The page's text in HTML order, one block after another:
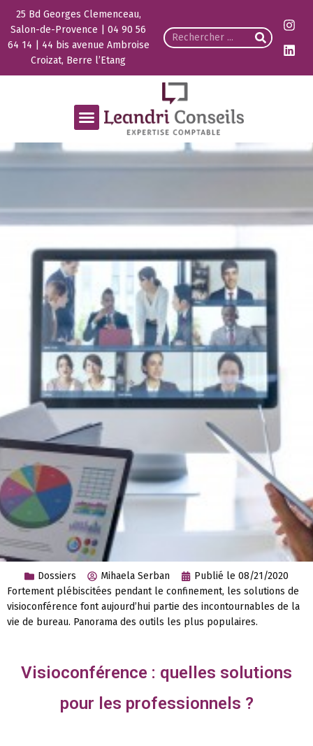
25 Bd Georges Clemenceau,
Salon-de-Provence | 04 90 56
64 14 | 44 bis avenue Ambroise
Croizat, Berre l’Etang
Dossiers Mihaela Serban Publié le 08/21/2020
Fortement plébiscitées pendant le confinement, les solutions de
visioconférence font aujourd’hui partie des incontournables de la
vie de bureau. Panorama des outils les plus populaires.
Visioconférence : quelles solutions
pour les professionnels ?